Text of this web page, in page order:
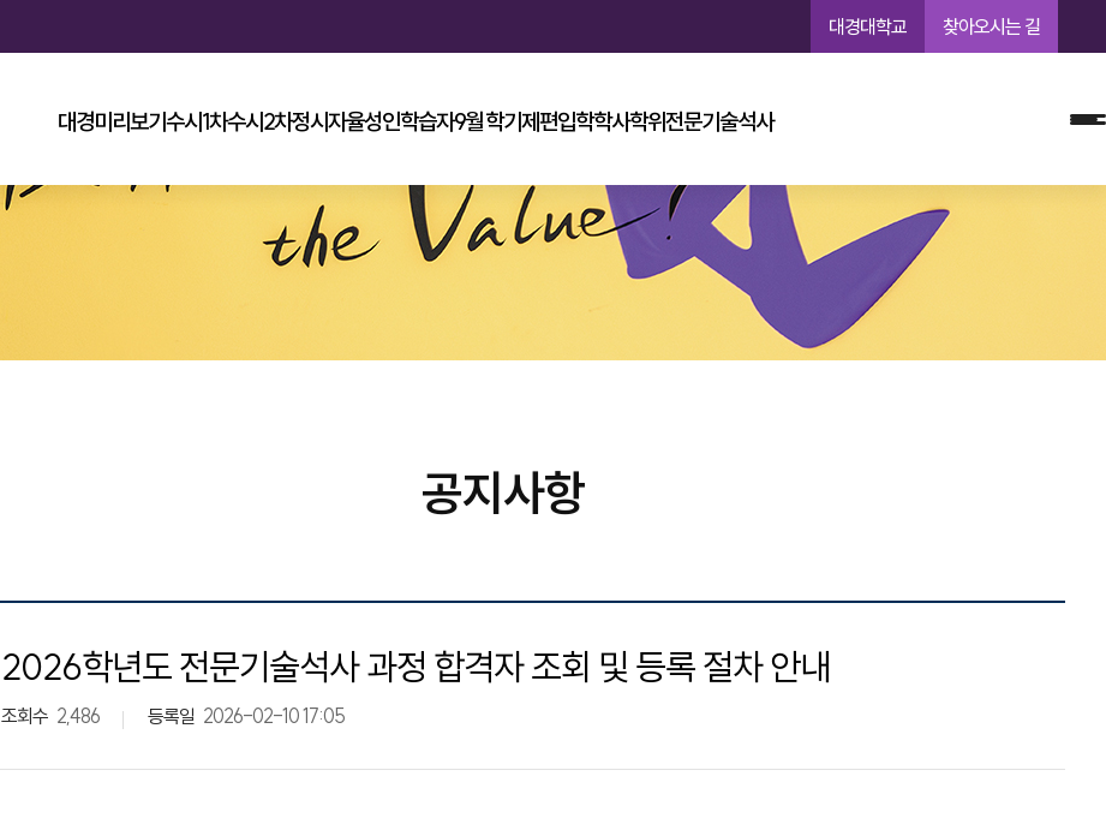
대경대학교 찾아오시는 길
대경미리보기수시1차수시2차정시자율성인학습자9월 학기제편입학학사학위전문기술석사
공지사항
2026학년도 전문기술석사 과정 합격자 조회 및 등록 절차 안내
조회수 2,486 등록일 2026-02-10 17:05